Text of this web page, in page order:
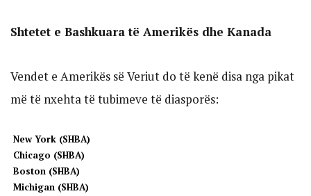
Shtetet e Bashkuara të Amerikës dhe Kanada
Vendet e Amerikës së Veriut do të kenë disa nga pikat
më të nxehta të tubimeve të diasporës:
New York (SHBA)
Chicago (SHBA)
Boston (SHBA)
Michigan (SHBA)